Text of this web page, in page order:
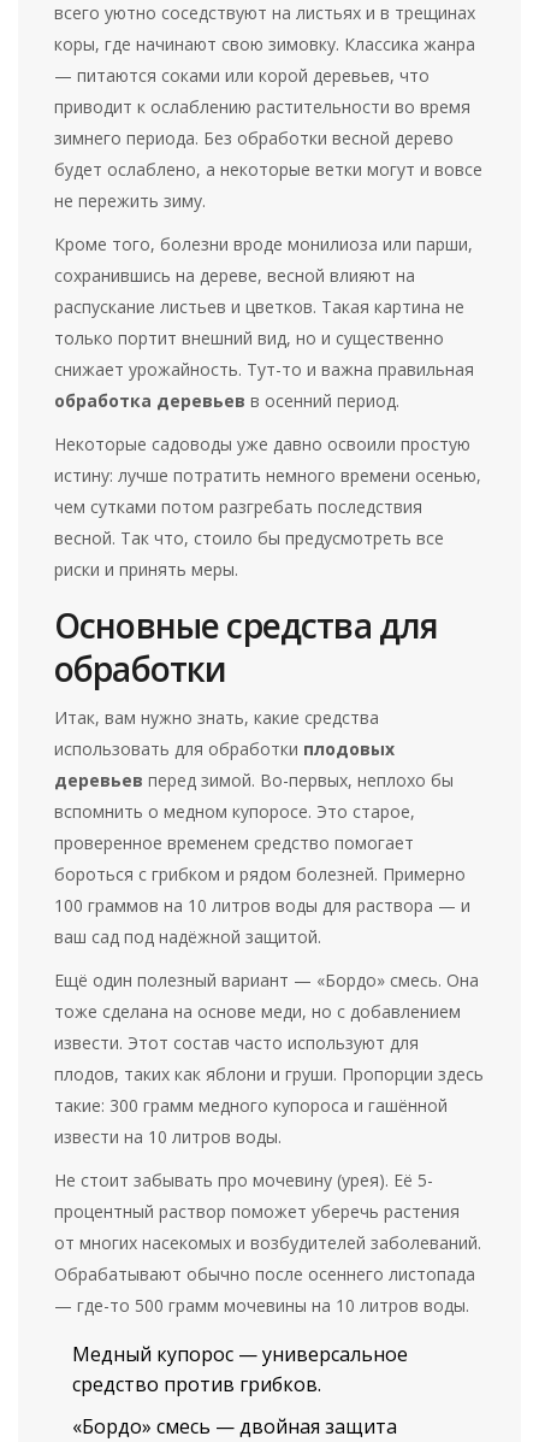
всего уютно соседствуют на листьях и в трещинах
коры, где начинают свою зимовку. Классика жанра
— питаются соками или корой деревьев, что
приводит к ослаблению растительности во время
зимнего периода. Без обработки весной дерево
будет ослаблено, а некоторые ветки могут и вовсе
не пережить зиму.
Кроме того, болезни вроде монилиоза или парши,
сохранившись на дереве, весной влияют на
распускание листьев и цветков. Такая картина не
только портит внешний вид, но и существенно
снижает урожайность. Тут-то и важна правильная
обработка деревьев в осенний период.
Некоторые садоводы уже давно освоили простую
истину: лучше потратить немного времени осенью,
чем сутками потом разгребать последствия
весной. Так что, стоило бы предусмотреть все
риски и принять меры.
Основные средства для
обработки
Итак, вам нужно знать, какие средства
использовать для обработки плодовых
деревьев перед зимой. Во-первых, неплохо бы
вспомнить о медном купоросе. Это старое,
проверенное временем средство помогает
бороться с грибком и рядом болезней. Примерно
100 граммов на 10 литров воды для раствора — и
ваш сад под надёжной защитой.
Ещё один полезный вариант — «Бордо» смесь. Она
тоже сделана на основе меди, но с добавлением
извести. Этот состав часто используют для
плодов, таких как яблони и груши. Пропорции здесь
такие: 300 грамм медного купороса и гашённой
извести на 10 литров воды.
Не стоит забывать про мочевину (урея). Её 5-
процентный раствор поможет уберечь растения
от многих насекомых и возбудителей заболеваний.
Обрабатывают обычно после осеннего листопада
— где-то 500 грамм мочевины на 10 литров воды.
Медный купорос — универсальное
средство против грибков.
«Бордо» смесь — двойная защита